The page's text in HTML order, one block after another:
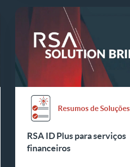
Resumos de Soluções
RSA ID Plus para serviços
financeiros